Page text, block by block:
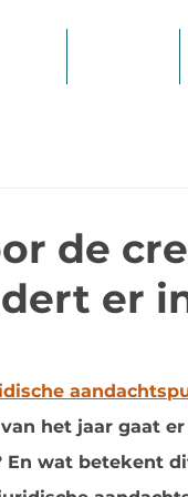
de
er
het jaar gaat
wat betekent